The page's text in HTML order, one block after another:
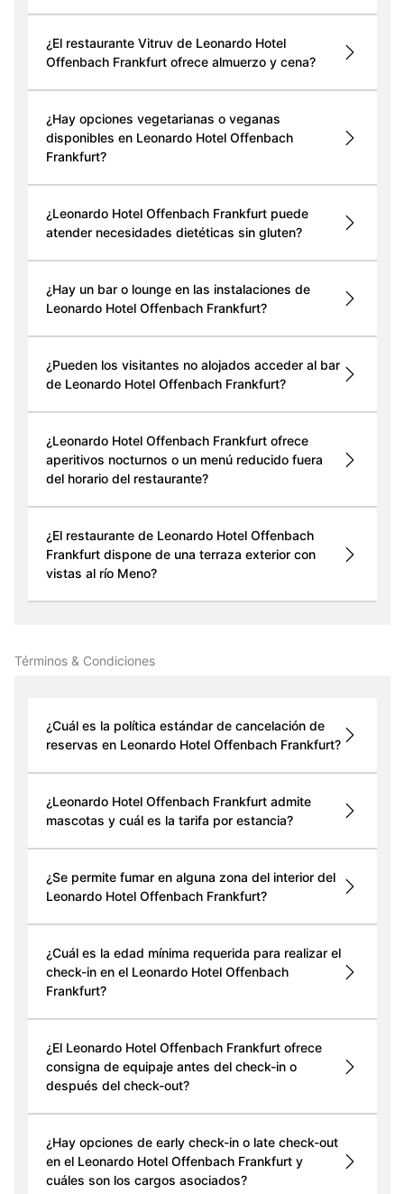
¿El restaurante Vitruv de Leonardo Hotel
Offenbach Frankfurt ofrece almuerzo y cena?
¿Hay opciones vegetarianas o veganas
disponibles en Leonardo Hotel Offenbach
Frankfurt?
¿Leonardo Hotel Offenbach Frankfurt puede
atender necesidades dietéticas sin gluten?
¿Hay un bar o lounge en las instalaciones de
Leonardo Hotel Offenbach Frankfurt?
¿Pueden los visitantes no alojados acceder al bar
de Leonardo Hotel Offenbach Frankfurt?
¿Leonardo Hotel Offenbach Frankfurt ofrece
aperitivos nocturnos o un menú reducido fuera
del horario del restaurante?
¿El restaurante de Leonardo Hotel Offenbach
Frankfurt dispone de una terraza exterior con
vistas al río Meno?
Términos & Condiciones
¿Cuál es la política estándar de cancelación de
reservas en Leonardo Hotel Offenbach Frankfurt?
¿Leonardo Hotel Offenbach Frankfurt admite
mascotas y cuál es la tarifa por estancia?
¿Se permite fumar en alguna zona del interior del
Leonardo Hotel Offenbach Frankfurt?
¿Cuál es la edad mínima requerida para realizar el
check-in en el Leonardo Hotel Offenbach
Frankfurt?
¿El Leonardo Hotel Offenbach Frankfurt ofrece
consigna de equipaje antes del check-in o
después del check-out?
¿Hay opciones de early check-in o late check-out
en el Leonardo Hotel Offenbach Frankfurt y
cuáles son los cargos asociados?